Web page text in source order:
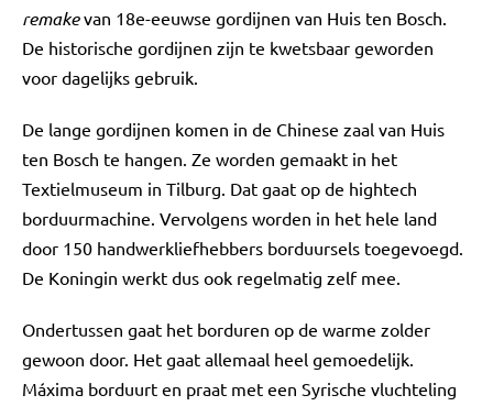
remakevan 18e-eeuwse gordijnen van Huis ten Bosch.
De historische gordijnen zijn te kwetsbaar geworden
voor dagelijks gebruik.
De lange gordijnen komen in de Chinese zaal van Huis
ten Bosch te hangen. Ze worden gemaakt in het
Textielmuseum in Tilburg. Dat gaat op de hightech
borduurmachine. Vervolgens worden in het hele land
door 150 handwerkliefhebbers borduursels toegevoegd.
De Koningin werkt dus ook regelmatig zelf mee.
Ondertussen gaat het borduren op de warme zolder
gewoon door. Het gaat allemaal heel gemoedelijk.
Máxima borduurt en praat met een Syrische vluchteling